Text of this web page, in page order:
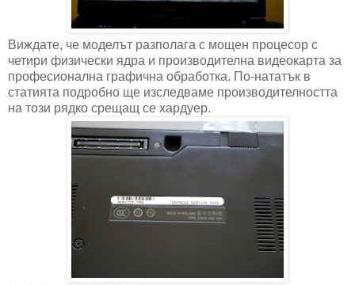
Виждате, че моделът разполага с мощен процесор с
четири физически ядра и производителна видеокарта за
професионална графична обработка. По-нататък в
статията подробно ще изследваме производителността
на този рядко срещащ се хардуер.